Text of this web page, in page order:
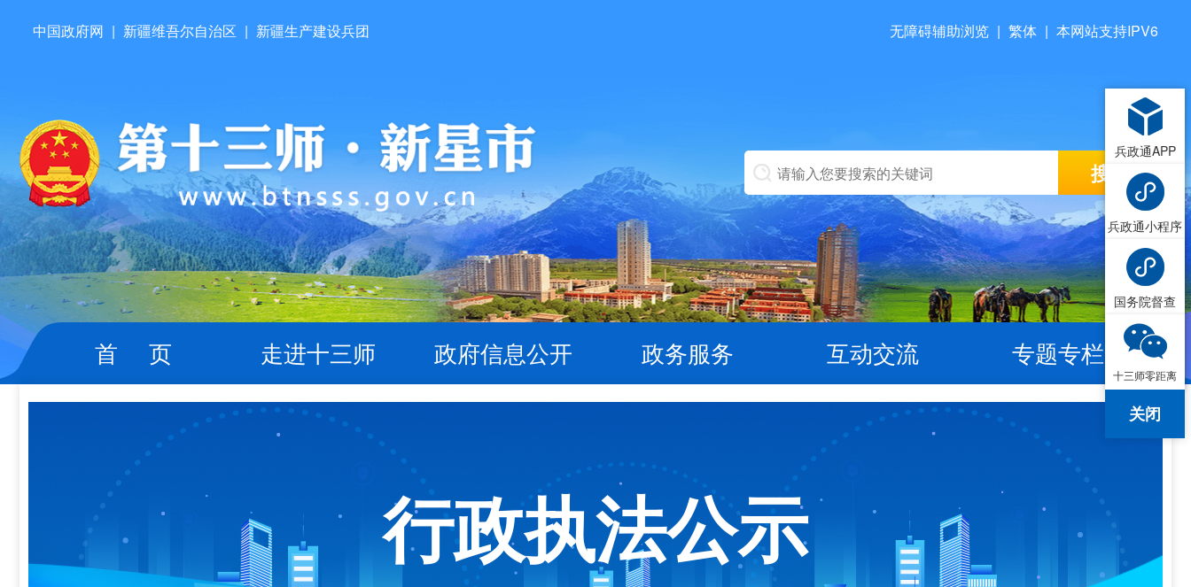
中国政府网 | 新疆维吾尔自治区 | 新疆生产建设兵团 无障碍辅助浏览 | 繁体 | 本网站支持IPV6
首 页 走进十三师 政府信息公开 政务服务 互动交流 专题专栏
行政执法公示
兵政通APP
兵政通小程序
国务院督查
十三师零距离
关闭